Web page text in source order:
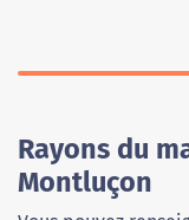
Rayons du
Montluçon